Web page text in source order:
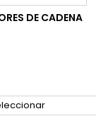
DE CADENA